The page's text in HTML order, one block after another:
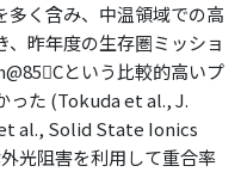
多く含み、中温領域での高
、昨年度の生存圏ミッショ
という比較的高いプ
った (Tokuda et al., J.
al., Solid State Ionics
光阻害を利用して重合率